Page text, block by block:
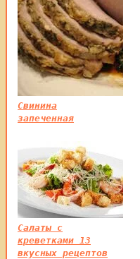
Свинина
запеченная
Салаты с
креветками 13
вкусных рецептов